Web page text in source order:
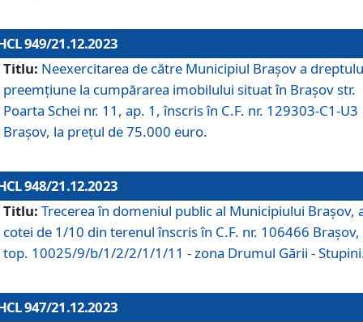
949/21.12.2023
Titlu: Neexercitarea de către Municipiul Brașov a
preemțiune la cumpărarea imobilului situat în Brașov str.
Poarta Schei nr. 11, ap. 1, înscris în C.F. nr. 129303-C1-U3
Brașov, la prețul de 75.000 euro.
948/21.12.2023
Titlu: Trecerea în domeniul public al Municipiului Braşov,
cotei de 1/10 din terenul înscris în C.F. nr. 106466 Brașov,
top. 10025/9/b/1/2/2/1/1/11 - zona Drumul Gării -
947/21.12.2023